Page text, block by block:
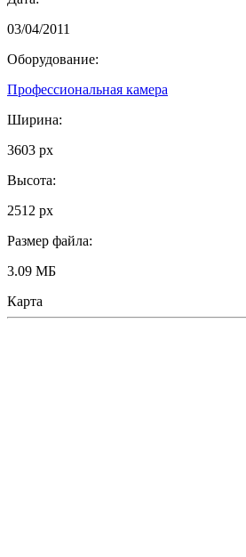
03/04/2011
Оборудование:
Профессиональная камера
Ширина:
3603 px
Высота:
2512 px
Размер файла:
3.09 МБ
Карта